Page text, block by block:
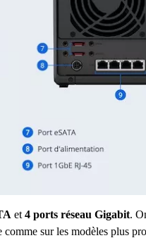
et 4 ports réseau Gigabit.
sur les modèles plus